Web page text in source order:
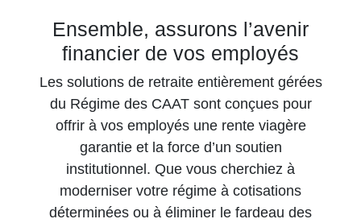
Ensemble, assurons l’avenir
financier de vos employés
Les solutions de retraite entièrement gérées
du Régime des CAAT sont conçues pour
offrir à vos employés une rente viagère
garantie et la force d’un soutien
institutionnel. Que vous cherchiez à
moderniser votre régime à cotisations
déterminées ou à éliminer le fardeau des